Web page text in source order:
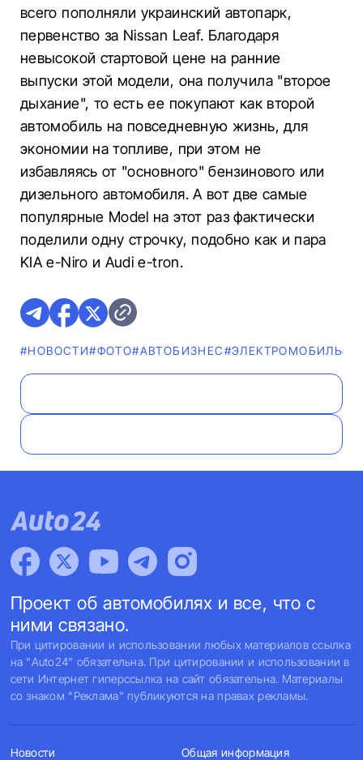
всего пополняли украинский автопарк,
первенство за Nissan Leaf. Благодаря
невысокой стартовой цене на ранние
выпуски этой модели, она получила "второе
дыхание", то есть ее покупают как второй
автомобиль на повседневную жизнь, для
экономии на топливе, при этом не
избавляясь от "основного" бензинового или
дизельного автомобиля. А вот две самые
популярные Model на этот раз фактически
поделили одну строчку, подобно как и пара
KIA e-Niro и Audi e-tron.
#НОВОСТИ#ФОТО#AВТОБИЗНЕС#ЭЛЕКТРОМОБИЛЬ
Проект об автомобилях и все, что с
ними связано.
При цитировании и использовании любых материалов ссылка
на "Auto24" обязательна. При цитировании и использовании в
сети Интернет гиперссылка на сайт обязательна. Материалы
со знаком "Реклама" публикуются на правах рекламы.
Новости Общая информация